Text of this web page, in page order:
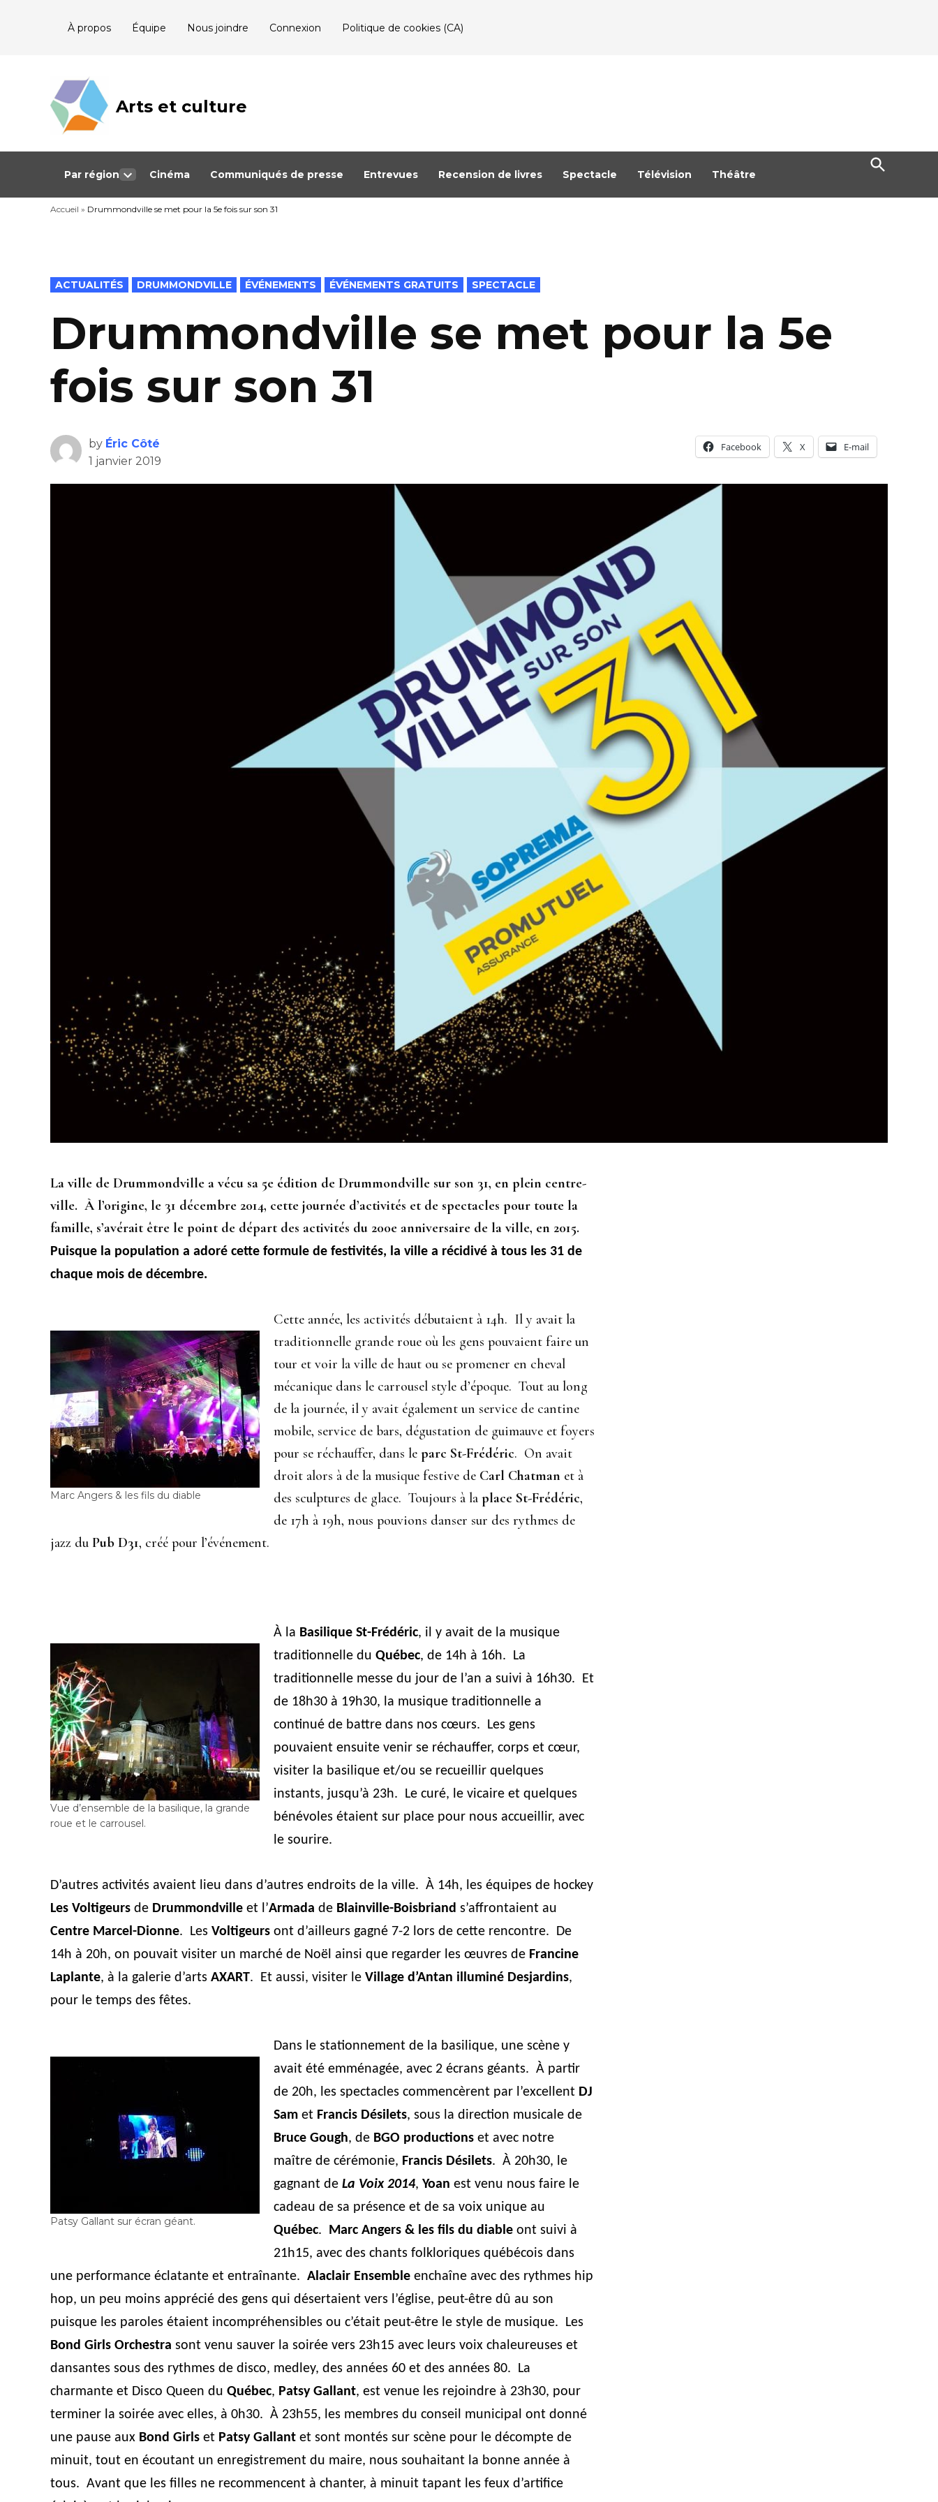
À propos Équipe Nous joindre Connexion Politique de cookies (CA)
Arts et culture
Journalisme
Québec
Par région
dropdown
menu
Cinéma Communiqués de presse Entrevues Recension de livres Spectacle Télévision Théâtre
Open
Search
Accueil » Drummondville se met pour la 5e fois sur son 31
POSTED
IN
ACTUALITÉS DRUMMONDVILLE ÉVÉNEMENTS ÉVÉNEMENTS GRATUITS SPECTACLE
Drummondville se met pour la 5e
fois sur son 31
by Éric Côté
1 janvier 2019
Facebook X E-mail
La ville de Drummondville a vécu sa 5e édition de Drummondville sur son 31, en plein centre-
ville. À l’origine, le 31 décembre 2014, cette journée d’activités et de spectacles pour toute la
famille, s’avérait être le point de départ des activités du 200e anniversaire de la ville, en 2015.
Puisque la population a adoré cette formule de festivités, la ville a récidivé à tous les 31 de
chaque mois de décembre.
Marc Angers & les fils du diable
Cette année, les activités débutaient à 14h. Il y avait la
traditionnelle grande roue où les gens pouvaient faire un
tour et voir la ville de haut ou se promener en cheval
mécanique dans le carrousel style d’époque. Tout au long
de la journée, il y avait également un service de cantine
mobile, service de bars, dégustation de guimauve et foyers
pour se réchauffer, dans le parc St-Frédéric. On avait
droit alors à de la musique festive de Carl Chatman et à
des sculptures de glace. Toujours à la place St-Frédéric,
de 17h à 19h, nous pouvions danser sur des rythmes de
jazz du Pub D31, créé pour l’événement.
Vue d’ensemble de la basilique, la grande
roue et le carrousel.
À la Basilique St-Frédéric, il y avait de la musique
traditionnelle du Québec, de 14h à 16h. La
traditionnelle messe du jour de l’an a suivi à 16h30. Et
de 18h30 à 19h30, la musique traditionnelle a
continué de battre dans nos cœurs. Les gens
pouvaient ensuite venir se réchauffer, corps et cœur,
visiter la basilique et/ou se recueillir quelques
instants, jusqu’à 23h. Le curé, le vicaire et quelques
bénévoles étaient sur place pour nous accueillir, avec
le sourire.
D’autres activités avaient lieu dans d’autres endroits de la ville. À 14h, les équipes de hockey
Les Voltigeurs de Drummondville et l’Armada de Blainville-Boisbriand s’affrontaient au
Centre Marcel-Dionne. Les Voltigeurs ont d’ailleurs gagné 7-2 lors de cette rencontre. De
14h à 20h, on pouvait visiter un marché de Noël ainsi que regarder les œuvres de Francine
Laplante, à la galerie d’arts AXART. Et aussi, visiter le Village d’Antan illuminé Desjardins,
pour le temps des fêtes.
Patsy Gallant sur écran géant.
Dans le stationnement de la basilique, une scène y
avait été emménagée, avec 2 écrans géants. À partir
de 20h, les spectacles commencèrent par l’excellent DJ
Sam et Francis Désilets, sous la direction musicale de
Bruce Gough, de BGO productions et avec notre
maître de cérémonie, Francis Désilets. À 20h30, le
gagnant de La Voix 2014, Yoan est venu nous faire le
cadeau de sa présence et de sa voix unique au
Québec. Marc Angers & les fils du diable ont suivi à
21h15, avec des chants folkloriques québécois dans
une performance éclatante et entraînante. Alaclair Ensemble enchaîne avec des rythmes hip
hop, un peu moins apprécié des gens qui désertaient vers l’église, peut-être dû au son
puisque les paroles étaient incompréhensibles ou c’était peut-être le style de musique. Les
Bond Girls Orchestra sont venu sauver la soirée vers 23h15 avec leurs voix chaleureuses et
dansantes sous des rythmes de disco, medley, des années 60 et des années 80. La
charmante et Disco Queen du Québec, Patsy Gallant, est venue les rejoindre à 23h30, pour
terminer la soirée avec elles, à 0h30. À 23h55, les membres du conseil municipal ont donné
une pause aux Bond Girls et Patsy Gallant et sont montés sur scène pour le décompte de
minuit, tout en écoutant un enregistrement du maire, nous souhaitant la bonne année à
tous. Avant que les filles ne recommencent à chanter, à minuit tapant les feux d’artifice